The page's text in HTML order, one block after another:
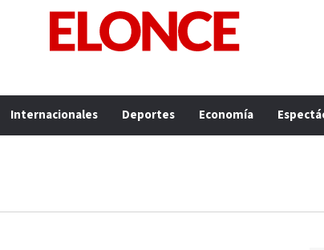
Internacionales Deportes Economía